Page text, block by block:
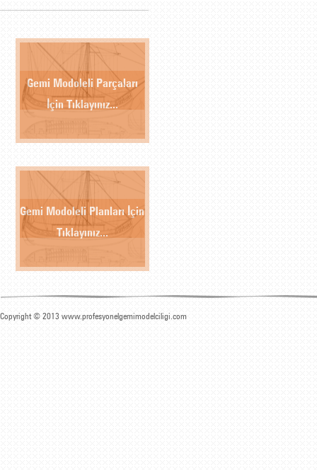
Gemi Modoleli Parçaları
İçin Tıklayınız...
Gemi Modoleli Planları İçin
Tıklayınız...
Copyright © 2013 www.profesyonelgemimodelciligi.com